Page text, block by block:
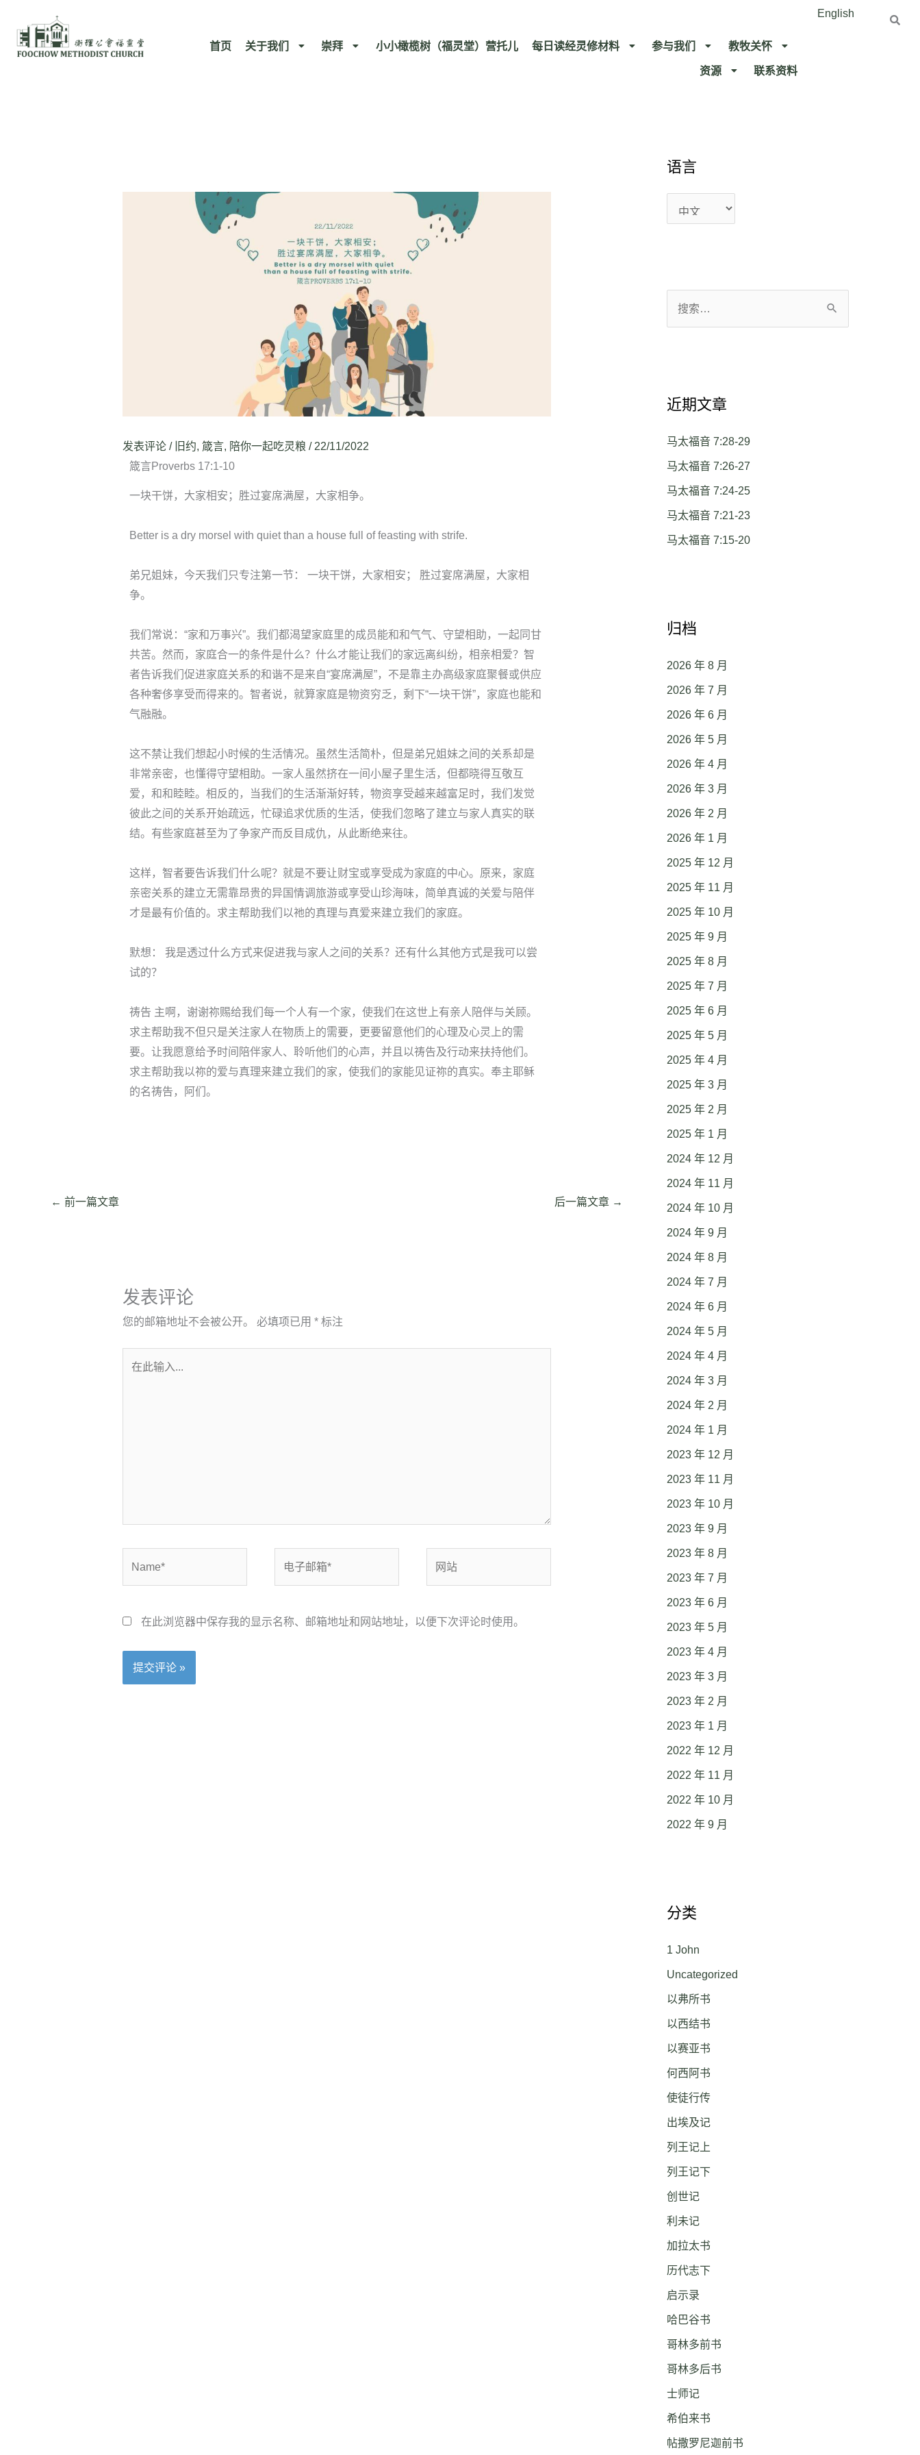
English
首页 关于我们 崇拜 小小橄榄树（福灵堂）营托儿 每日读经灵修材料 参与我们
教牧关怀​
资源
联系资料​
发表评论 / 旧约, 箴言, 陪你一起吃灵粮 / 22/11/2022
箴言Proverbs 17:1-10
一块干饼，大家相安；胜过宴席满屋，大家相争。
Better is a dry morsel with quiet than a house full of feasting with strife.
弟兄姐妹，今天我们只专注第一节： 一块干饼，大家相安； 胜过宴席满屋，大家相
争。
我们常说：“家和万事兴”。我们都渴望家庭里的成员能和和气气、守望相助，一起同甘
共苦。然而，家庭合一的条件是什么？什么才能让我们的家远离纠纷，相亲相爱？智
者告诉我们促进家庭关系的和谐不是来自“宴席满屋”，不是靠主办高级家庭聚餐或供应
各种奢侈享受而得来的。智者说，就算家庭是物资穷乏，剩下“一块干饼”，家庭也能和
气融融。
这不禁让我们想起小时候的生活情况。虽然生活简朴，但是弟兄姐妹之间的关系却是
非常亲密，也懂得守望相助。一家人虽然挤在一间小屋子里生活，但都晓得互敬互
爱，和和睦睦。相反的，当我们的生活渐渐好转，物资享受越来越富足时，我们发觉
彼此之间的关系开始疏远，忙碌追求优质的生活，使我们忽略了建立与家人真实的联
结。有些家庭甚至为了争家产而反目成仇，从此断绝来往。
这样，智者要告诉我们什么呢？就是不要让财宝或享受成为家庭的中心。原来，家庭
亲密关系的建立无需靠昂贵的异国情调旅游或享受山珍海味，简单真诚的关爱与陪伴
才是最有价值的。求主帮助我们以祂的真理与真爱来建立我们的家庭。
默想： 我是透过什么方式来促进我与家人之间的关系？还有什么其他方式是我可以尝
试的？
祷告 主啊，谢谢祢赐给我们每一个人有一个家，使我们在这世上有亲人陪伴与关顾。
求主帮助我不但只是关注家人在物质上的需要，更要留意他们的心理及心灵上的需
要。让我愿意给予时间陪伴家人、聆听他们的心声，并且以祷告及行动来扶持他们。
求主帮助我以祢的爱与真理来建立我们的家，使我们的家能见证祢的真实。奉主耶稣
的名祷告，阿们。
← 前一篇文章 后一篇文章 →
发表评论
您的邮箱地址不会被公开。 必填项已用 *标注
箱
在此浏览器中保存我的显示名称、邮箱地址和网站地址，以便下次评论时使用。
语言
言
近期文章
马太福音 7:28-29
马太福音 7:26-27
马太福音 7:24-25
马太福音 7:21-23
马太福音 7:15-20
归档
2026 年 8 月
2026 年 7 月
2026 年 6 月
2026 年 5 月
2026 年 4 月
2026 年 3 月
2026 年 2 月
2026 年 1 月
2025 年 12 月
2025 年 11 月
2025 年 10 月
2025 年 9 月
2025 年 8 月
2025 年 7 月
2025 年 6 月
2025 年 5 月
2025 年 4 月
2025 年 3 月
2025 年 2 月
2025 年 1 月
2024 年 12 月
2024 年 11 月
2024 年 10 月
2024 年 9 月
2024 年 8 月
2024 年 7 月
2024 年 6 月
2024 年 5 月
2024 年 4 月
2024 年 3 月
2024 年 2 月
2024 年 1 月
2023 年 12 月
2023 年 11 月
2023 年 10 月
2023 年 9 月
2023 年 8 月
2023 年 7 月
2023 年 6 月
2023 年 5 月
2023 年 4 月
2023 年 3 月
2023 年 2 月
2023 年 1 月
2022 年 12 月
2022 年 11 月
2022 年 10 月
2022 年 9 月
分类
1 John
Uncategorized
以弗所书
以西结书
以赛亚书
何西阿书
使徒行传
出埃及记
列王记上
列王记下
创世记
利未记
加拉太书
历代志下
启示录
哈巴谷书
哥林多前书
哥林多后书
士师记
希伯来书
帖撒罗尼迦前书
言